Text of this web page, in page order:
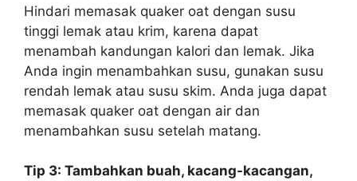
Hindari memasak quaker oat dengan susu
tinggi lemak atau krim, karena dapat
menambah kandungan kalori dan lemak. Jika
Anda ingin menambahkan susu, gunakan susu
rendah lemak atau susu skim. Anda juga dapat
memasak quaker oat dengan air dan
menambahkan susu setelah matang.
Tip 3: Tambahkan buah, kacang-kacangan,